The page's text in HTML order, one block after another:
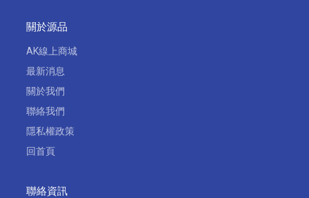
關於源品
AK線上商城
最新消息
關於我們
聯絡我們
隱私權政策
回首頁
聯絡資訊